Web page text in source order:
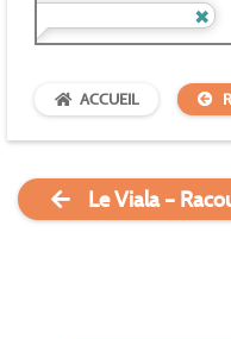
ACCUEIL
Le Viala –